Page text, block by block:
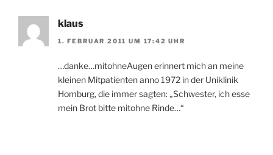
klaus
1. FEBRUAR 2011 UM 17:42 UHR
…danke…mitohneAugen erinnert mich an meine
kleinen Mitpatienten anno 1972 in der Uniklinik
Homburg, die immer sagten: „Schwester, ich esse
mein Brot bitte mitohne Rinde…“